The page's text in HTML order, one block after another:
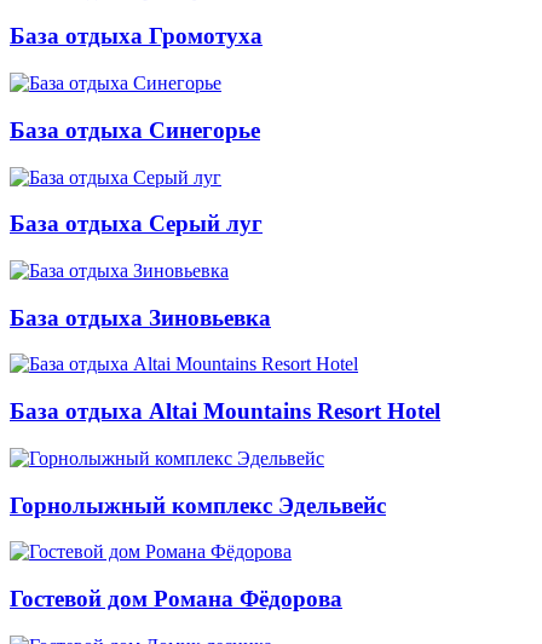
База отдыха Громотуха
База отдыха Синегорье
База отдыха Серый луг
База отдыха Зиновьевка
База отдыха Altai Mountains Resort Hotel
Горнолыжный комплекс Эдельвейс
Гостевой дом Романа Фёдорова